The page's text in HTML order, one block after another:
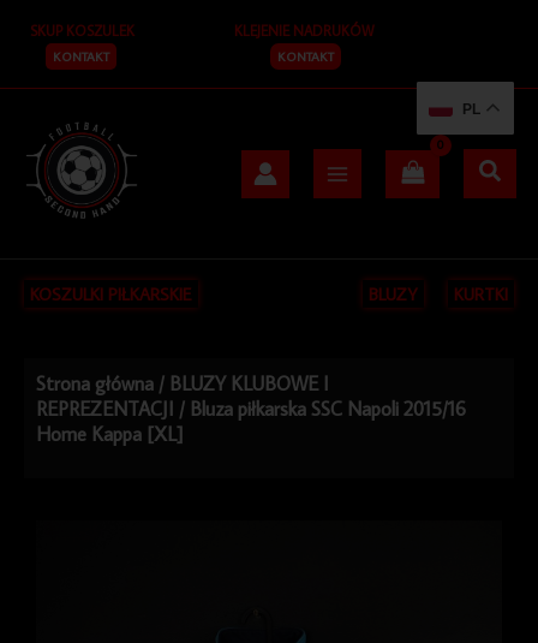
treści
SKUP KOSZULEK
KONTAKT
KLEJENIE NADRUKÓW
KONTAKT
KOSZULKI PIŁKARSKIE BLUZY KURTKI
Strona główna / BLUZY KLUBOWE I
REPREZENTACJI / Bluza piłkarska SSC Napoli 2015/16
Home Kappa [XL]
PL